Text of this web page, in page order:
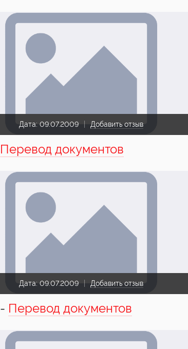
Перевод документов
Дата: 09.07.2009 Добавить отзыв
- Перевод документов
Дата: 09.07.2009 Добавить отзыв